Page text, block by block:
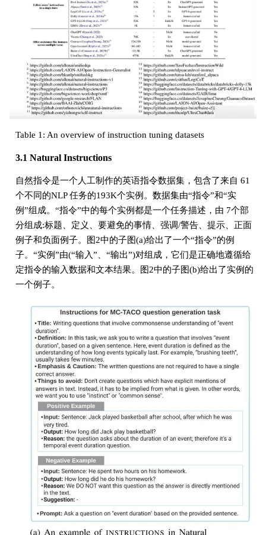
Table 1: An overview of instruction tuning datasets
3.1 Natural Instructions
自然指令是一个人工制作的英语指令数据集，包含了来自 61
个不同的NLP 任务的193K个实例。数据集由“指令”和“实
例”组成。“指令”中的每个实例都是一个任务描述，由 7个部
分组成:标题、定义、要避免的事情、强调/警告、提示、正面
例子和负面例子。图2中的子图(a)给出了一个“指令”的例
子。“实例”由(“输入”、“输出”)对组成，它们是正确地遵循给
定指令的输入数据和文本结果。图2中的子图(b)给出了实例的
一个例子。